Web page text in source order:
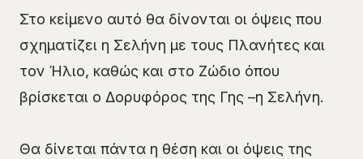
Στο κείμενο αυτό θα δίνονται οι όψεις που
σχηματίζει η Σελήνη με τους Πλανήτες και
τον Ήλιο, καθώς και στο Ζώδιο όπου
βρίσκεται ο Δορυφόρος της Γης –η Σελήνη.
Θα δίνεται πάντα η θέση και οι όψεις της